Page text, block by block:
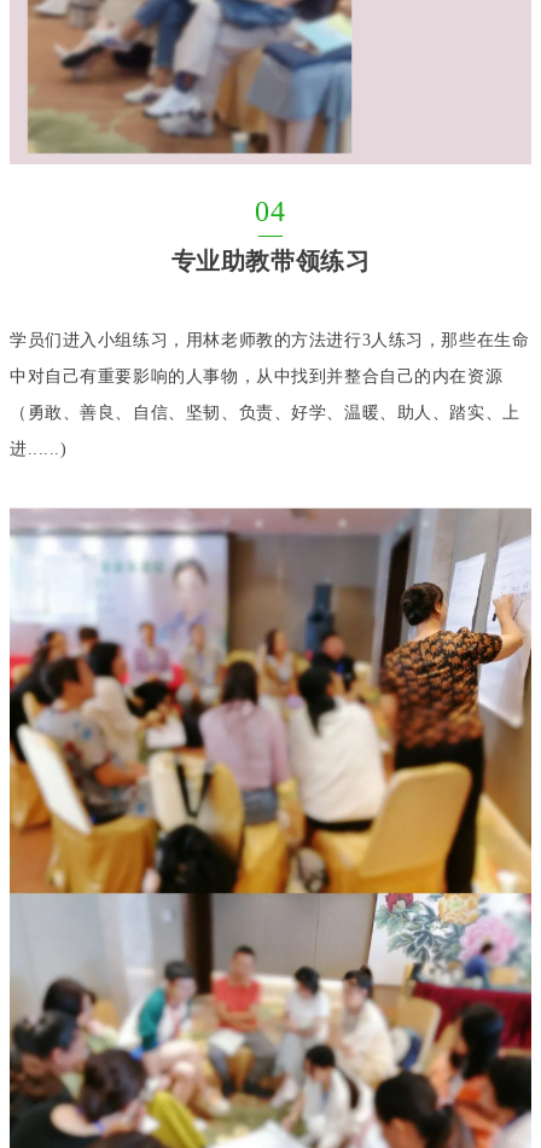
04
—
专业助教带领练习
学员们进入小组练习，用林老师教的方法进行3人练习，那些在生命
中对自己有重要影响的人事物，从中找到并整合自己的内在资源
（勇敢、善良、自信、坚韧、负责、好学、温暖、助人、踏实、上
进......)